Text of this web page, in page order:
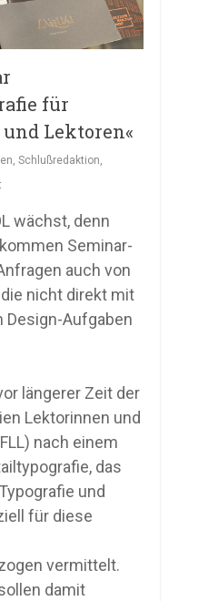
für
Lektoren«
, Schlußredaktion,
wächst, denn
Seminar-
auch von
nicht direkt mit
Design-Aufgaben
längerer Zeit der
Lektorinnen und
nach einem
das
und
für diese
vermittelt.
damit